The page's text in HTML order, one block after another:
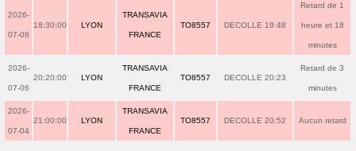
2026-
07-08
18:30:00 LYON
TRANSAVIA
FRANCE
TO8557 DECOLLE 19:48
Retard de 1
heure et 18
minutes
2026-
07-06
20:20:00 LYON
TRANSAVIA
FRANCE
TO8557 DECOLLE 20:23
Retard de 3
minutes
2026-
07-04
21:00:00 LYON
TRANSAVIA
FRANCE
TO8557 DECOLLE 20:52 Aucun retard